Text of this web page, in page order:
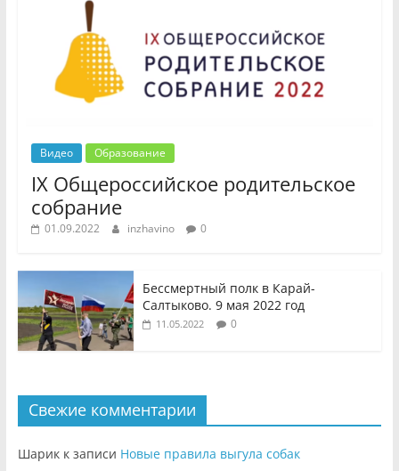
Видео Образование
IX Общероссийское родительское
собрание
01.09.2022 inzhavino 0
Бессмертный полк в Карай-
Салтыково. 9 мая 2022 год
11.05.2022 0
Свежие комментарии
Шарикк записи Новые правила выгула собак